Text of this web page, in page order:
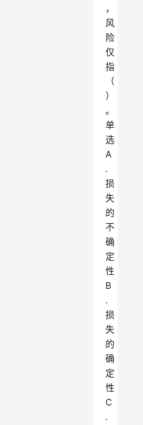
，
风
险
仅
指
（
）
。
单
选
A
.
损
失
的
不
确
定
性
B
.
损
失
的
确
定
性
C
.